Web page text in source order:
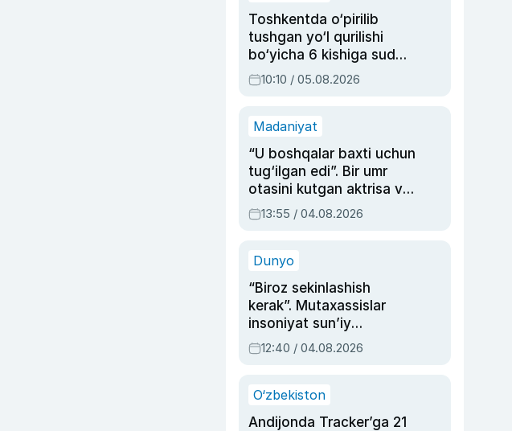
Toshkentda o‘pirilib
tushgan yo‘l qurilishi
bo‘yicha 6 kishiga sud
hukmi o‘qildi
10:10 / 05.08.2026
Madaniyat
“U boshqalar baxti uchun
tug‘ilgan edi”. Bir umr
otasini kutgan aktrisa va
dublyaj ustasi Rimma
Ahmedovaning
13:55 / 04.08.2026
Dunyo
“Biroz sekinlashish
kerak”. Mutaxassislar
insoniyat sun’iy
intellektni boshqara
olmay qolishidan xavotir
12:40 / 04.08.2026
O‘zbekiston
Andijonda Tracker’ga 21